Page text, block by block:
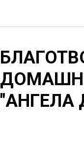
"АНГЕЛА